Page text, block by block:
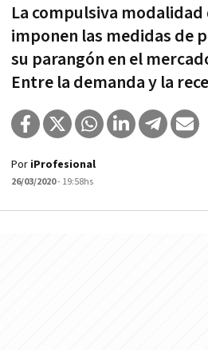
La compulsiva
imponen las medidas de
su parangón en el
Entre la demanda y la
Por iProfesional
26/03/2020- 19:58hs